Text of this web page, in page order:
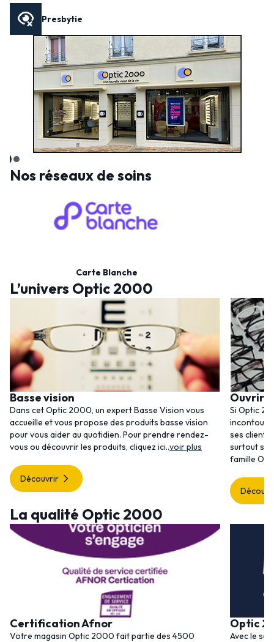
Presbytie
Nos réseaux de soins
Carte Blanche
L’univers Optic 2000
Basse vision
Dans cet Optic 2000, un expert Basse Vision vous
accueille et vous propose des produits basse vision
pour vous aider au quotidien. Pour prendre rendez-
vous ou découvrir les produits, cliquez ici..voir plus
Découvrir
Ouvrir
Si Optic
ses
surtout
famille
La qualité Optic 2000
Certification Afnor
Votre magasin Optic 2000 fait partie des 4500
Optic
Avec le